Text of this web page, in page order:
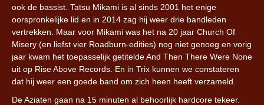
ook de bassist. Tatsu Mikami is al sinds 2001 het enige
oorspronkelijke lid en in 2014 zag hij weer drie bandleden
vertrekken. Maar voor Mikami was het na 20 jaar Church Of
Misery (en liefst vier Roadburn-edities) nog niet genoeg en vorig
jaar kwam het toepasselijk getitelde And Then There Were None
uit op Rise Above Records. En in Trix kunnen we constateren
dat hij weer een goede band om zich heen heeft verzameld.
De Aziaten gaan na 15 minuten al behoorlijk hardcore tekeer.